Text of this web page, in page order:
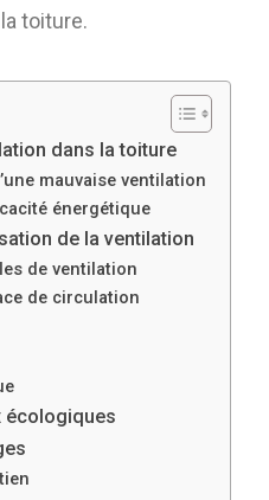
toiture.
dans la toiture
mauvaise ventilation
énergétique
de la ventilation
de ventilation
de circulation
écologiques